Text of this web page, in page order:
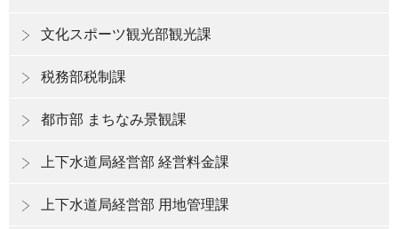
文化スポーツ観光部観光課
税務部税制課
都市部 まちなみ景観課
上下水道局経営部 経営料金課
上下水道局経営部 用地管理課